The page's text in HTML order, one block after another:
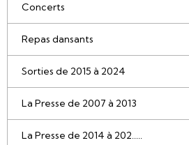
Concerts
Repas dansants
Sorties de 2015 à 2024
La Presse de 2007 à 2013
La Presse de 2014 à 202.....